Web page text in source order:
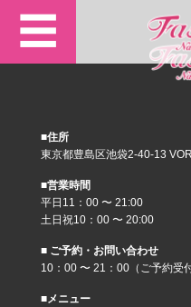
☰
■住所
東京都豊島区池袋2-40-13
■営業時間
平日11：00 〜 21:00
土日祝10：00 〜 20:00
■ ご予約・お問い合わせ
10：00 〜 21：00（ご予約受
■メニュー